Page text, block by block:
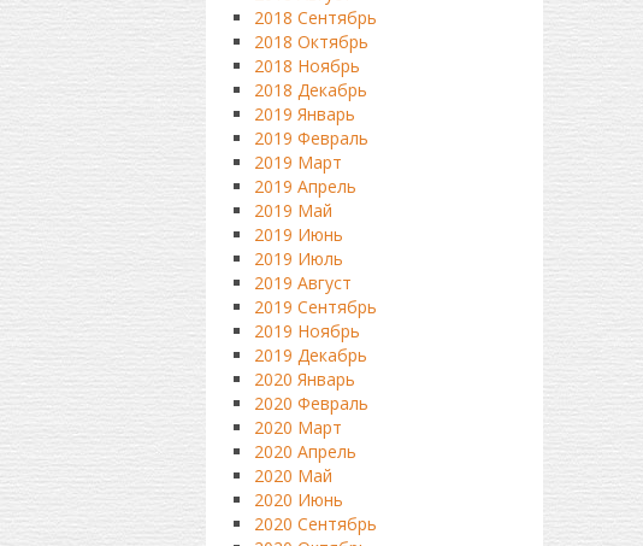
2018 Сентябрь
2018 Октябрь
2018 Ноябрь
2018 Декабрь
2019 Январь
2019 Февраль
2019 Март
2019 Апрель
2019 Май
2019 Июнь
2019 Июль
2019 Август
2019 Сентябрь
2019 Ноябрь
2019 Декабрь
2020 Январь
2020 Февраль
2020 Март
2020 Апрель
2020 Май
2020 Июнь
2020 Сентябрь